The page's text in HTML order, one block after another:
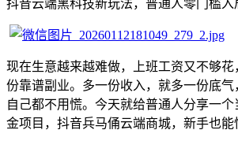
抖音云端黑科技新玩法，普通人零门槛
现在生意越来越难做，上班工资又不够
份靠谱副业。多一份收入，就多一份底气
自己都不用慌。今天就给普通人分享一
金项目，抖音兵马俑云端商城，新手也能